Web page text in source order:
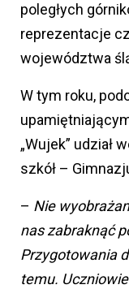
poległych
reprezentacje
województwa
W tym roku,
„Wujek” udział
szkół –
– Nie
nas zabraknąć
Przygotowania
temu.